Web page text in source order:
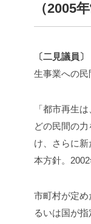
（2005
〔二見議員〕
生事業への民
「都市再生
どの民間の
け、さらに
本方針。
市町村が定
るいは国が